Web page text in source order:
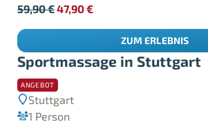
Sportmassage in Stuttgart
ANGEBOT
Stuttgart
1 Person
59,90€47,90€
ZUM ERLEBNIS